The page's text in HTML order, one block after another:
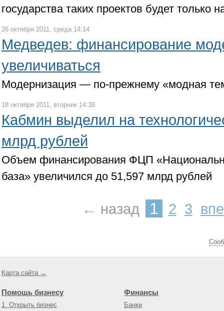
государства таких проектов будет только
26 октября 2011, среда 14:14
Медведев: финансирование
увеличиваться
Модернизация — по-прежнему «модная
18 октября 2011, вторник 14:38
Кабмин выделил на
млрд рублей
Объем финансирования ФЦП
база» увеличился до 51,597 млрд рублей
← назад 1 2 3
Карта сайта →
Помощь бизнесу
1. Открыть бизнес
Финансы
Банки